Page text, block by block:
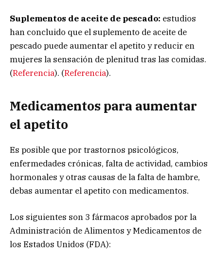
Suplementos de aceite de pescado: estudios
han concluido que el suplemento de aceite de
pescado puede aumentar el apetito y reducir en
mujeres la sensación de plenitud tras las comidas.
(Referencia). (Referencia).
Medicamentos para aumentar
el apetito
Es posible que por trastornos psicológicos,
enfermedades crónicas, falta de actividad, cambios
hormonales y otras causas de la falta de hambre,
debas aumentar el apetito con medicamentos.
Los siguientes son 3 fármacos aprobados por la
Administración de Alimentos y Medicamentos de
los Estados Unidos (FDA):